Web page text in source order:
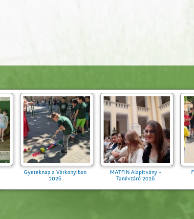
Ballagás 2026 Aranytollacska 2026
Gyereknap a